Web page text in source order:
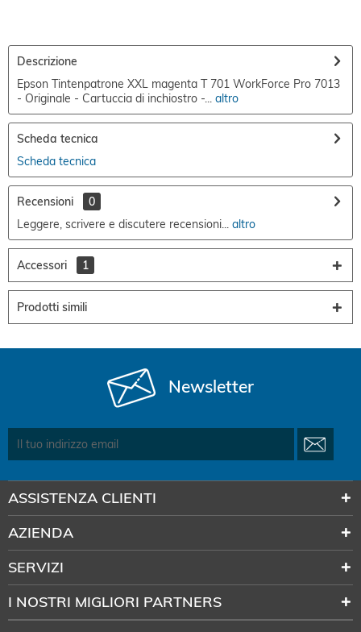
Descrizione
Epson Tintenpatrone XXL magenta T 701 WorkForce Pro 7013
- Originale - Cartuccia di inchiostro -... altro
Scheda tecnica
Scheda tecnica
Recensioni
0
Leggere, scrivere e discutere recensioni... altro
Accessori 1
Prodotti simili
Newsletter
ASSISTENZA CLIENTI
AZIENDA
SERVIZI
I NOSTRI MIGLIORI PARTNERS